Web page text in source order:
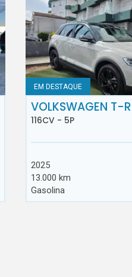
EM DESTAQUE
VOLKSWAGEN T-
116CV - 5P
2025
13.000 km
Gasolina